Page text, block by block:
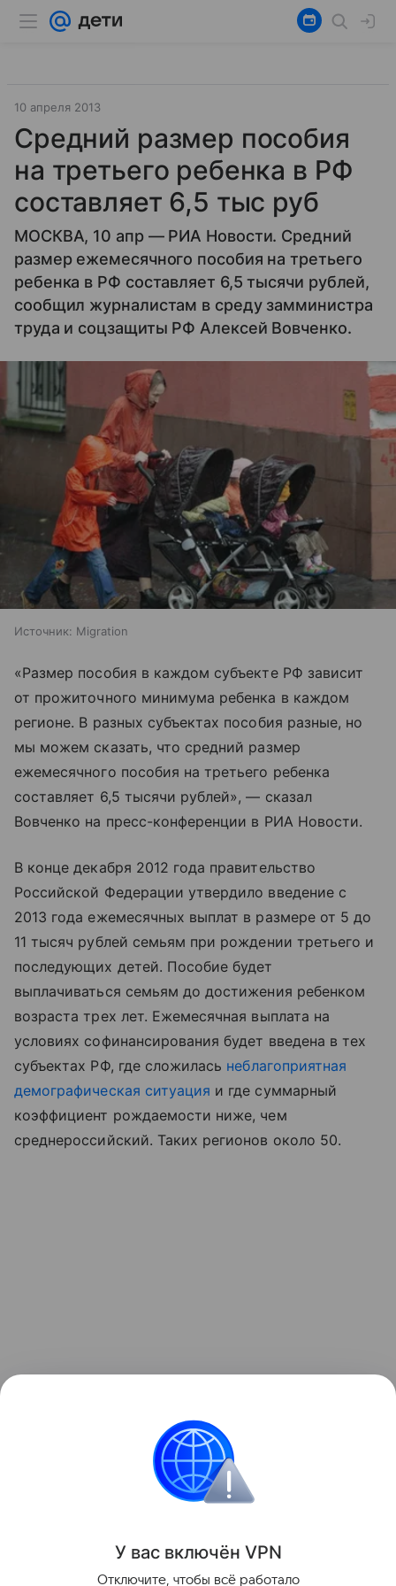
10 апреля 2013
Средний размер пособия
на третьего ребенка в РФ
составляет 6,5 тыс руб
МОСКВА, 10 апр — РИА Новости. Средний
размер ежемесячного пособия на третьего
ребенка в РФ составляет 6,5 тысячи рублей,
сообщил журналистам в среду замминистра
труда и соцзащиты РФ Алексей Вовченко.
Источник: Migration
«Размер пособия в каждом субъекте РФ зависит
от прожиточного минимума ребенка в каждом
регионе. В разных субъектах пособия разные, но
мы можем сказать, что средний размер
ежемесячного пособия на третьего ребенка
составляет 6,5 тысячи рублей», — сказал
Вовченко на пресс-конференции в РИА Новости.
В конце декабря 2012 года правительство
Российской Федерации утвердило введение с
2013 года ежемесячных выплат в размере от 5 до
11 тысяч рублей семьям при рождении третьего и
последующих детей. Пособие будет
выплачиваться семьям до достижения ребенком
возраста трех лет. Ежемесячная выплата на
условиях софинансирования будет введена в тех
субъектах РФ, где сложилась неблагоприятная
демографическая ситуация и где суммарный
коэффициент рождаемости ниже, чем
среднероссийский. Таких регионов около 50.
Поделиться
У вас включён VPN
Отключите, чтобы всё работало